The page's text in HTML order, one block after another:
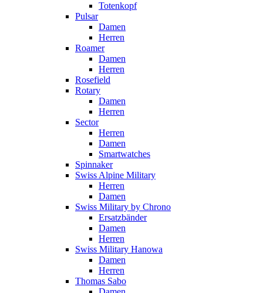
Totenkopf
Pulsar
Damen
Herren
Roamer
Damen
Herren
Rosefield
Rotary
Damen
Herren
Sector
Herren
Damen
Smartwatches
Spinnaker
Swiss Alpine Military
Herren
Damen
Swiss Military by Chrono
Ersatzbänder
Damen
Herren
Swiss Military Hanowa
Damen
Herren
Thomas Sabo